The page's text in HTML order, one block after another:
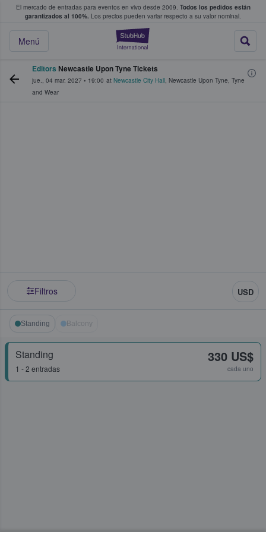
El mercado de entradas para eventos en vivo desde 2009. Todos los pedidos están
garantizados al 100%. Los precios pueden variar respecto a su valor nominal.
StubHub:
Menú
y venta de entradas entre fans
Editors Newcastle Upon Tyne Tickets
jue., 04 mar. 2027 • 19:00 at Newcastle City Hall, Newcastle Upon Tyne, Tyne
and Wear
Filtros USD
Standing Balcony
Standing
1 - 2 entradas
330 US$
cada uno